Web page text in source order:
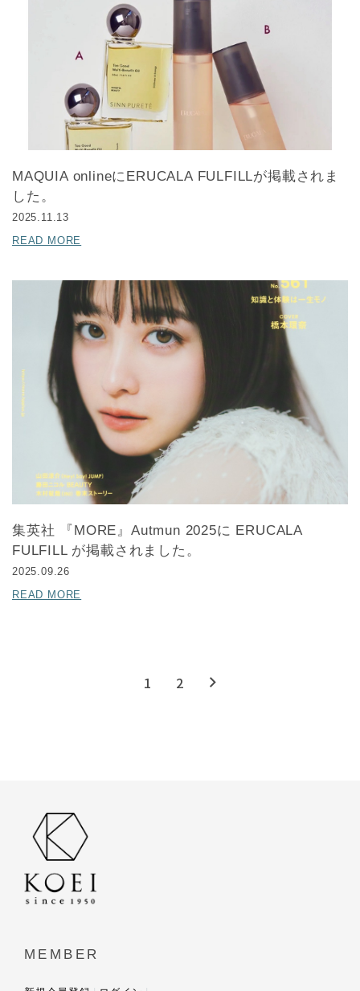
MAQUIA onlineにERUCALA FULFILLが掲載されま
した。
2025.11.13
READ MORE
集英社 『MORE』Autmun 2025に ERUCALA
FULFILL が掲載されました。
2025.09.26
READ MORE
1 2
MEMBER